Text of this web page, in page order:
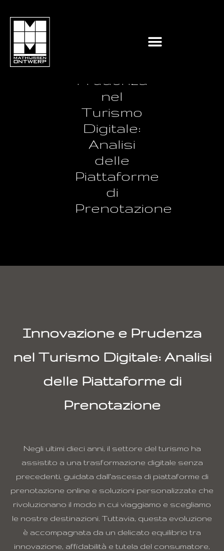
Innovazione
nel
Turismo
Digitale:
Analisi
delle
Piattaforme
di
Prenotazione
Innovazione e Prudenza
nel Turismo Digitale: Analisi
delle Piattaforme di
Prenotazione
Negli ultimi dieci anni, il settore del turismo ha
assistito a una trasformazione digitale senza
precedenti, guidata dall’ascesa di piattaforme di
prenotazione online e soluzioni personalizzate che
rivoluzionano il modo in cui viaggiamo e scegliamo
le nostre destinazioni. Tuttavia, questa evoluzione
è accompagnata da un delicato equilibrio tra
innovazione, affidabilità e tutela del consumatore,